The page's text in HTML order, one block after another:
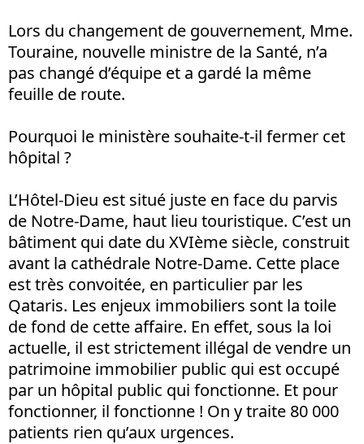
Lors du changement de gouvernement, Mme.
Touraine, nouvelle ministre de la Santé, n’a
pas changé d’équipe et a gardé la même
feuille de route.
Pourquoi le ministère souhaite-t-il fermer cet
hôpital ?
L’Hôtel-Dieu est situé juste en face du parvis
de Notre-Dame, haut lieu touristique. C’est un
bâtiment qui date du XVIème siècle, construit
avant la cathédrale Notre-Dame. Cette place
est très convoitée, en particulier par les
Qataris. Les enjeux immobiliers sont la toile
de fond de cette affaire. En effet, sous la loi
actuelle, il est strictement illégal de vendre un
patrimoine immobilier public qui est occupé
par un hôpital public qui fonctionne. Et pour
fonctionner, il fonctionne ! On y traite 80 000
patients rien qu’aux urgences.